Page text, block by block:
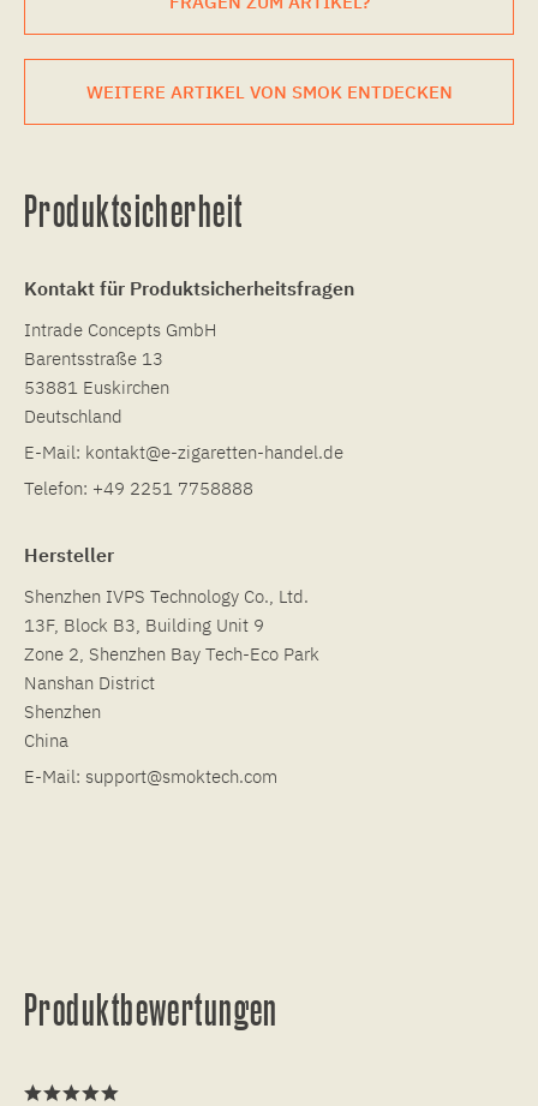
WEITERE ARTIKEL VON SMOK ENTDECKEN
Produktsicherheit
Kontakt für Produktsicherheitsfragen
Intrade Concepts GmbH
Barentsstraße 13
53881 Euskirchen
Deutschland
E-Mail: kontakt@e-zigaretten-handel.de
Telefon: +49 2251 7758888
Hersteller
Shenzhen IVPS Technology Co., Ltd.
13F, Block B3, Building Unit 9
Zone 2, Shenzhen Bay Tech-Eco Park
Nanshan District
Shenzhen
China
E-Mail: support@smoktech.com
Produktbewertungen